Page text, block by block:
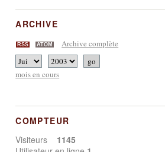
ARCHIVE
RSS ATOM Archive complète
mois en cours
COMPTEUR
Visiteurs 1145